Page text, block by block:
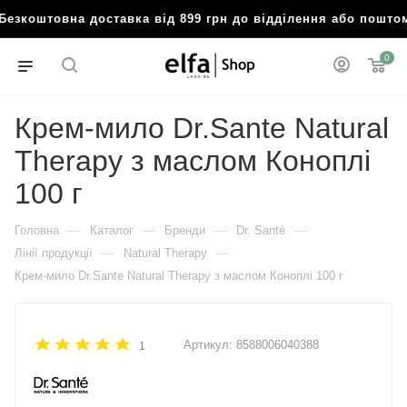
доставка від 899 грн до відділення або
0
Крем-мило Dr.Sante Natural
Therapy з маслом Коноплі
100 г
Головна — Каталог — Бренди — Dr. Santé —
Лінії продукції — Natural Therapy —
Крем-мило Dr.Sante Natural Therapy з маслом Коноплі 100 г
1 Артикул: 8588006040388